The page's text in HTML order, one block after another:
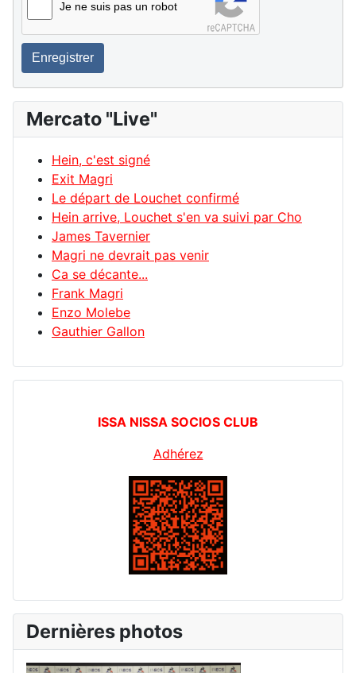
Je ne suis pas un robot
Enregistrer
Mercato "Live"
Hein, c'est signé
Exit Magri
Le départ de Louchet confirmé
Hein arrive, Louchet s'en va suivi par Cho
James Tavernier
Magri ne devrait pas venir
Ca se décante...
Frank Magri
Enzo Molebe
Gauthier Gallon
ISSA NISSA SOCIOS CLUB
Adhérez
Dernières photos